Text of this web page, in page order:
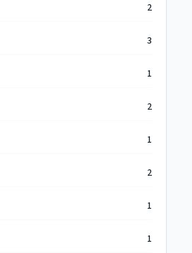
2
3
1
2
1
2
1
1